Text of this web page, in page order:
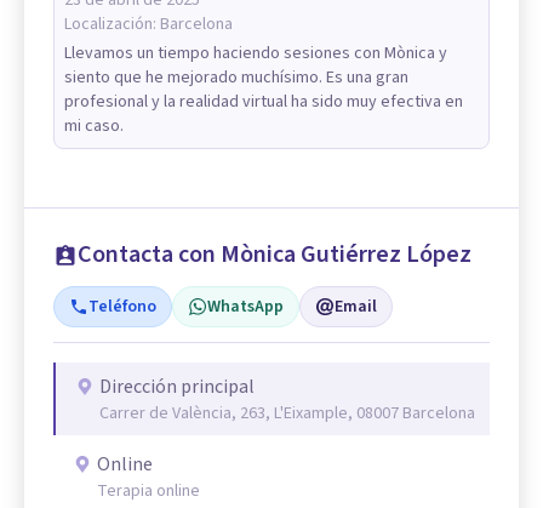
Localización: Barcelona
Llevamos un tiempo haciendo sesiones con Mònica y
siento que he mejorado muchísimo. Es una gran
profesional y la realidad virtual ha sido muy efectiva en
mi caso.
Contacta con Mònica Gutiérrez López
Teléfono WhatsApp Email
Dirección principal
Carrer de València, 263, L'Eixample, 08007 Barcelona
Online
Terapia online